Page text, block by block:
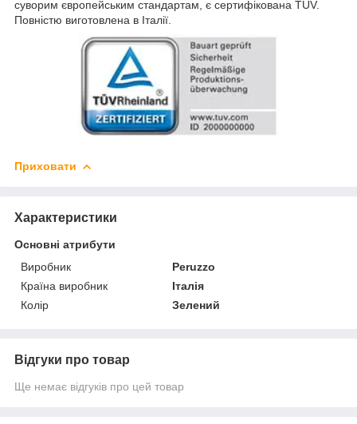
суворим європейським стандартам, є сертифікована TUV.
Повністю виготовлена в Італії.
Приховати
Характеристики
Основні атрибути
Виробник
Peruzzo
Країна виробник
Італія
Колір
Зелений
Відгуки про товар
Ще немає відгуків про цей товар